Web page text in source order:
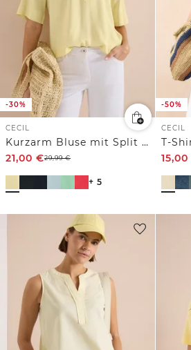
-30%
CECIL
Kurzarm Bluse mit Split Neck
21,00 €29,99€
+ 5
-50%
CECIL
15,00